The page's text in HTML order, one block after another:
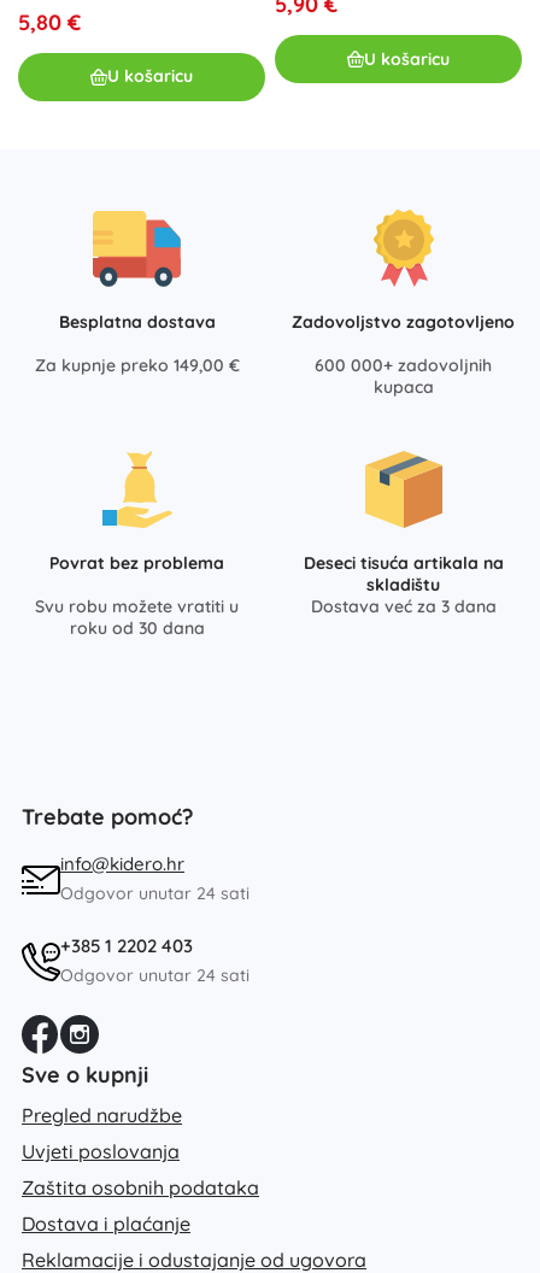
5,80 €
U košaricu
U košaricu
Besplatna dostava
Za kupnje preko 149,00 €
Zadovoljstvo zagotovljeno
600 000+ zadovoljnih
kupaca
Povrat bez problema
Svu robu možete vratiti u
roku od 30 dana
Deseci tisuća artikala na
skladištu
Dostava već za 3 dana
Trebate pomoć?
info@kidero.hr
Odgovor unutar 24 sati
+385 1 2202 403
Odgovor unutar 24 sati
Sve o kupnji
Pregled narudžbe
Uvjeti poslovanja
Zaštita osobnih podataka
Dostava i plaćanje
Reklamacije i odustajanje od ugovora